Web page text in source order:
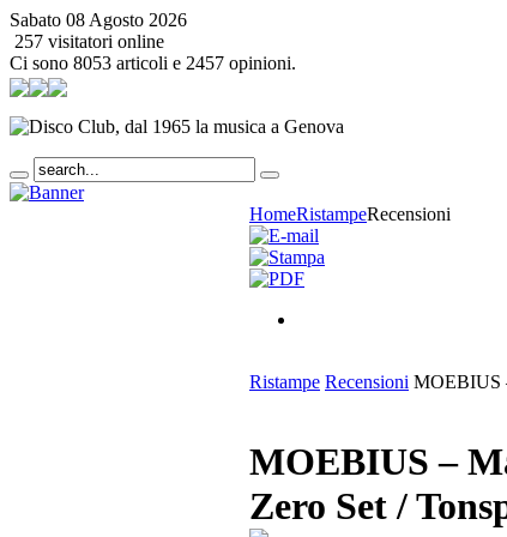
Sabato 08 Agosto 2026
257 visitatori online
Ci sono 8053 articoli e 2457 opinioni.
HomeRistampeRecensioni
Ristampe Recensioni MOEBIUS
MOEBIUS –
Zero Set /